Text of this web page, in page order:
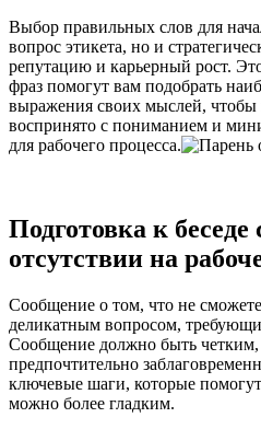
Выбор правильных слов для
вопрос этикета, но и
репутацию и карьерный рост.
фраз помогут вам подобрать
выражения своих мыслей, чтобы
воспринято с пониманием и
для рабочего процесса.
Подготовка к беседе
отсутствии на
Сообщение о том, что не
деликатным вопросом,
Сообщение должно быть
предпочтительно
ключевые шаги, которые помогут
можно более гладким.